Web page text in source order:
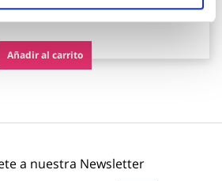
28,45 €
Añadir al carrito
a nuestra Newsletter